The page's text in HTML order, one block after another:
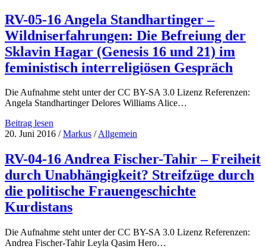
Ann
Wiesental
–
Care
Revolution
–
Kunst,
nicht
dermaßen
zu
RV-05-16 Angela Standhartinger –
Wildniserfahrungen: Die Befreiung der
Sklavin Hagar (Genesis 16 und 21) im
feministisch interreligiösen Gespräch
Die Aufnahme steht unter der CC BY-SA 3.0 Lizenz Referenzen:
Angela Standhartinger Delores Williams Alice…
Beitrag lesen
05-
Angela
Standhartinger
–
Wildniserfahrungen:
Die
Befreiung
Sklavin
Hagar
20. Juni 2016 /Markus /Allgemein
RV-04-16 Andrea Fischer-Tahir – Freiheit
durch Unabhängigkeit? Streifzüge durch
die politische Frauengeschichte
Kurdistans
Die Aufnahme steht unter der CC BY-SA 3.0 Lizenz Referenzen:
Andrea Fischer-Tahir Leyla Qasim Hero…